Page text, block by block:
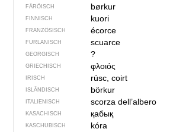
FÄRÖISCH børkur
FINNISCH kuori
FRANZÖSISCH écorce
FURLANISCH scuarce
GEORGISCH ?
GRIECHISCH φλοιός
IRISCH rúsc, coirt
ISLÄNDISCH börkur
ITALIENISCH scorza dell’albero
KASACHISCH қабық
KASCHUBISCH kóra